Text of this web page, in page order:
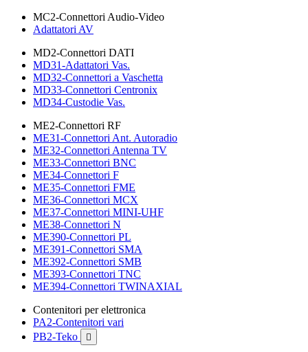
MC2-Connettori Audio-Video
Adattatori AV
MD2-Connettori DATI
MD31-Adattatori Vas.
MD32-Connettori a Vaschetta
MD33-Connettori Centronix
MD34-Custodie Vas.
ME2-Connettori RF
ME31-Connettori Ant. Autoradio
ME32-Connettori Antenna TV
ME33-Connettori BNC
ME34-Connettori F
ME35-Connettori FME
ME36-Connettori MCX
ME37-Connettori MINI-UHF
ME38-Connettori N
ME390-Connettori PL
ME391-Connettori SMA
ME392-Connettori SMB
ME393-Connettori TNC
ME394-Connettori TWINAXIAL
Contenitori per elettronica
PA2-Contenitori vari
PB2-Teko
